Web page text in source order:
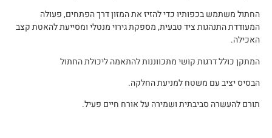
החתול משתמש בכפותיו כדי להזיז את המזון דרך הפתחים, פעולה
המעודדת התנהגות ציד טבעית, מספקת גירוי מנטלי ומסייעת להאטת קצב
האכילה.
המתקן כולל דרגות קושי מתכווננות להתאמה ליכולת החתול
הבסיס יציב עם משטח למניעת החלקה.
תורם להעשרה סביבתית ושמירה על אורח חיים פעיל.